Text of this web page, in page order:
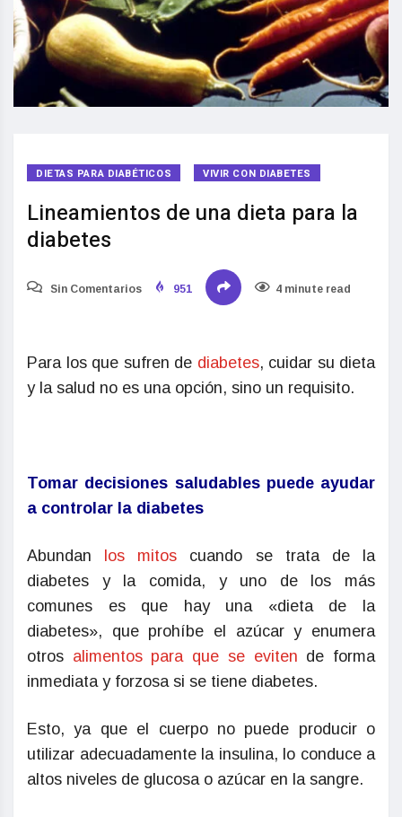
DIETAS PARA DIABÉTICOS VIVIR CON DIABETES
Lineamientos de una dieta para la
diabetes
Sin Comentarios 951 4 minute read
Para los que sufren de diabetes, cuidar su dieta
y la salud no es una opción, sino un requisito.
Tomar decisiones saludables puede ayudar
a controlar la diabetes
Abundan los mitos cuando se trata de la
diabetes y la comida, y uno de los más
comunes es que hay una «dieta de la
diabetes», que prohíbe el azúcar y enumera
otros alimentos para que se eviten de forma
inmediata y forzosa si se tiene diabetes.
Esto, ya que el cuerpo no puede producir o
utilizar adecuadamente la insulina, lo conduce a
altos niveles de glucosa o azúcar en la sangre.